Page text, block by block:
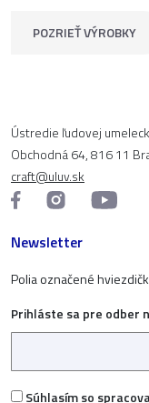
POZRIEŤ VÝROBKY
Ústredie ľudovej
Obchodná 64, 816 11
craft@uluv.sk
Newsletter
Polia označené
Prihláste sa pre odber
Súhlasím so